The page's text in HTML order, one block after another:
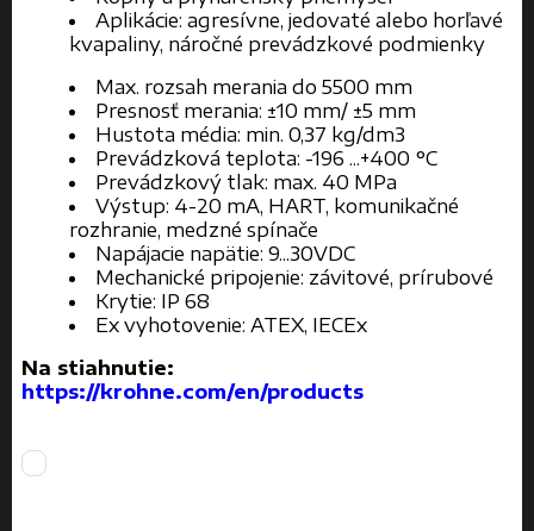
Aplikácie: agresívne, jedovaté alebo horľavé
kvapaliny, náročné prevádzkové podmienky
Max. rozsah merania do 5500 mm
Presnosť merania: ±10 mm/ ±5 mm
Hustota média: min. 0,37 kg/dm3
Prevádzková teplota: -196 ...+400 °C
Prevádzkový tlak: max. 40 MPa
Výstup: 4-20 mA, HART, komunikačné
rozhranie, medzné spínače
Napájacie napätie: 9...30VDC
Mechanické pripojenie: závitové, prírubové
Krytie: IP 68
Ex vyhotovenie: ATEX, IECEx
Na stiahnutie:
https://krohne.com/en/products